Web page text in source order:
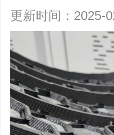
更新时间：2025-